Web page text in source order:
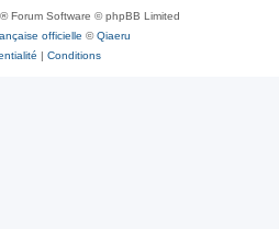
® Forum Software © phpBB Limited
officielle ©Qiaeru
| Conditions